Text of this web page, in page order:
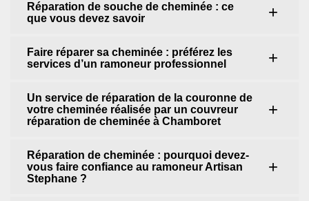
Réparation de souche de cheminée : ce
que vous devez savoir
Faire réparer sa cheminée : préférez les
services d’un ramoneur professionnel
Un service de réparation de la couronne de
votre cheminée réalisée par un couvreur
réparation de cheminée à Chamboret
Réparation de cheminée : pourquoi devez-
vous faire confiance au ramoneur Artisan
Stephane ?